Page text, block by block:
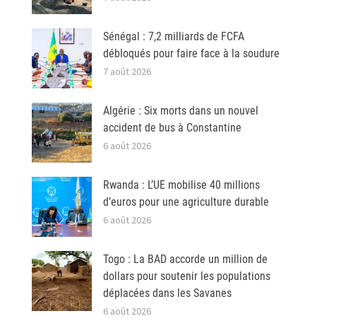
Sénégal : 7,2 milliards de FCFA
débloqués pour faire face à la soudure
7 août 2026
Algérie : Six morts dans un nouvel
accident de bus à Constantine
6 août 2026
Rwanda : L’UE mobilise 40 millions
d’euros pour une agriculture durable
6 août 2026
Togo : La BAD accorde un million de
dollars pour soutenir les populations
déplacées dans les Savanes
6 août 2026